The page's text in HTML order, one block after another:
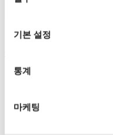
기본 설정
통계
마케팅
온실 환경 제어 솔
글로벌 현지 인력을